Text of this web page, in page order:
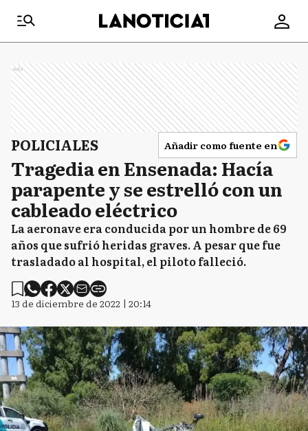
Ads
POLICIALES Añadir como fuente en
Tragedia en Ensenada: Hacía
parapente y se estrelló con un
cableado eléctrico
La aeronave era conducida por un hombre de 69
años que sufrió heridas graves. A pesar que fue
trasladado al hospital, el piloto falleció.
13 de diciembre de 2022 | 20:14